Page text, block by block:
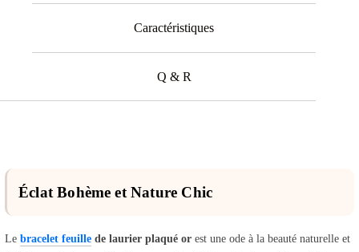
Caractéristiques
Q & R
Éclat Bohème et Nature Chic
Le bracelet feuille de laurier plaqué or est une ode à la beauté naturelle et